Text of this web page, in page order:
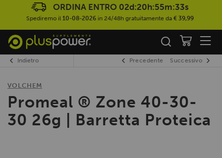
ORDINA ENTRO 02d:20h:55m:33s
Spediremo il 10-08-2026in 24/48h gratuitamente da € 39,99
Indietro Precedente Successivo
VOLCHEM
Promeal ® Zone 40-30-
30 26g | Barretta Proteica